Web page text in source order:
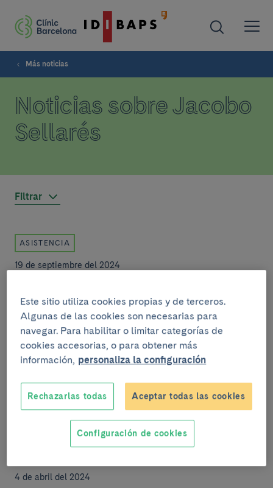
Más noticias
Noticias sobre Jacobo
Sellarés
Filtrar
ASISTENCIA
19 de septiembre del 2024
el escenario se hace magia y me
olvido de que estoy enferma”
La Sarcoidosis es una enfermedad minoritaria
respiratoria que en Cataluña afecta a 56 personas
enfermedad...
4 de abril del 2024
Este sitio utiliza cookies propias y de terceros.
Algunas de las cookies son necesarias para
navegar. Para habilitar o limitar categorías de
cookies accesorias, o para obtener más
información, personaliza la configuración
Rechazarlas todas Aceptar todas las cookies
Configuración de cookies